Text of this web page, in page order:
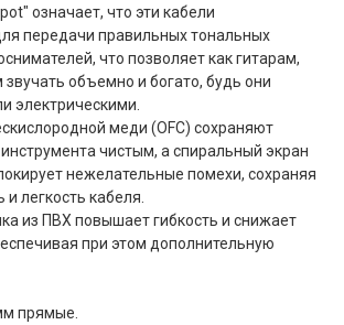
означает, что эти кабели
передачи правильных тональных
что позволяет как гитарам,
звучать объемно и богато, будь они
электрическими.
меди (OFC) сохраняют
чистым, а спиральный экран
нежелательные помехи, сохраняя
и легкость кабеля.
из ПВХ повышает гибкость и снижает
при этом дополнительную
прямые.